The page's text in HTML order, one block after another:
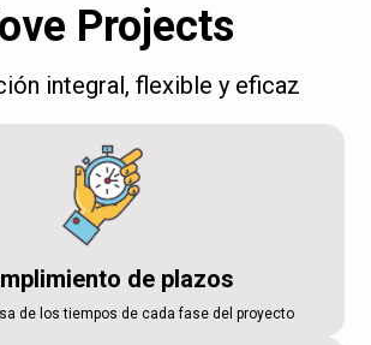
Projects
integral, flexible y eficaz
de plazos
de los tiempos de cada fase del proyecto